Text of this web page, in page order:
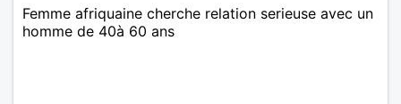
Femme afriquaine cherche relation serieuse avec un
homme de 40à 60 ans